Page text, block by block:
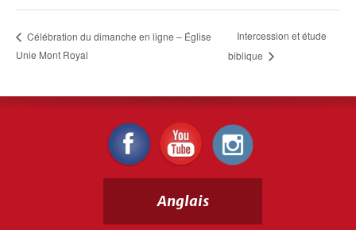
Célébration du dimanche en ligne – Église
Unie Mont Royal
Intercession et étude
biblique
Anglais